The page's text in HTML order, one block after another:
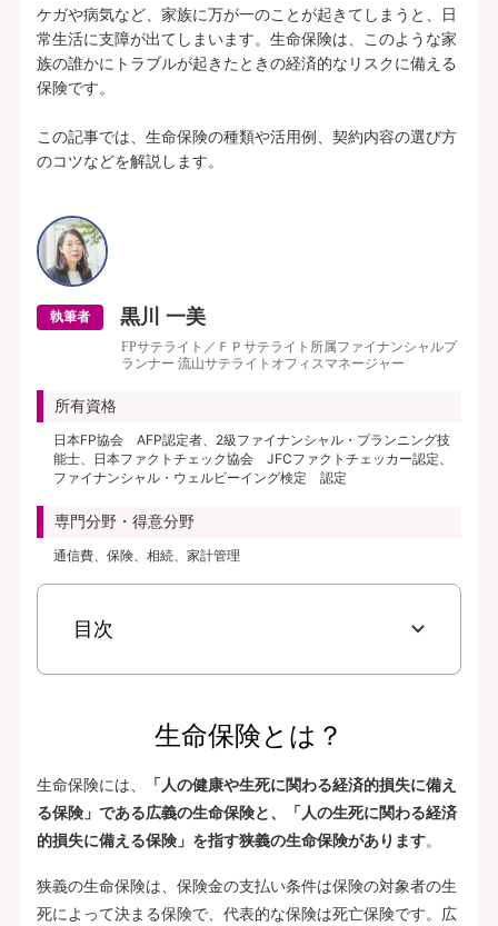
ケガや病気など、家族に万が一のことが起きてしまうと、日
常生活に支障が出てしまいます。生命保険は、このような家
族の誰かにトラブルが起きたときの経済的なリスクに備える
保険です。
この記事では、生命保険の種類や活用例、契約内容の選び方
のコツなどを解説します。
執筆者 黒川 一美
FPサテライト／ＦＰサテライト所属ファイナンシャルプ
ランナー 流山サテライトオフィスマネージャー
所有資格
日本FP協会 AFP認定者、2級ファイナンシャル・プランニング技
能士、日本ファクトチェック協会 JFCファクトチェッカー認定、
ファイナンシャル・ウェルビーイング検定 認定
専門分野・得意分野
通信費、保険、相続、家計管理
目次
生命保険とは？
生命保険には、
「人の健康や生死に関わる経済的損失に備え
る保険」である広義の生命保険と、「人の生死に関わる経済
的損失に備える保険」を指す狭義の生命保険があります。
狭義の生命保険は、保険金の支払い条件は保険の対象者の生
死によって決まる保険で、代表的な保険は死亡保険です。広